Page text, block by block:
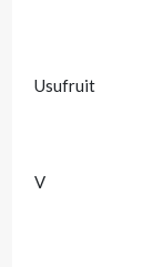
Usufruit
V